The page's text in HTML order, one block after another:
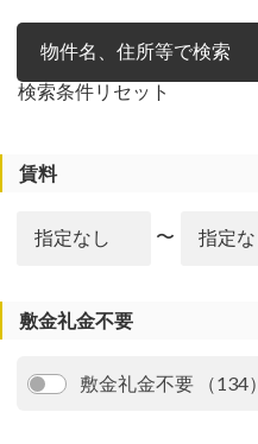
検索条件リセット
賃料
〜
敷金礼金不要
敷金礼金不要 （134）